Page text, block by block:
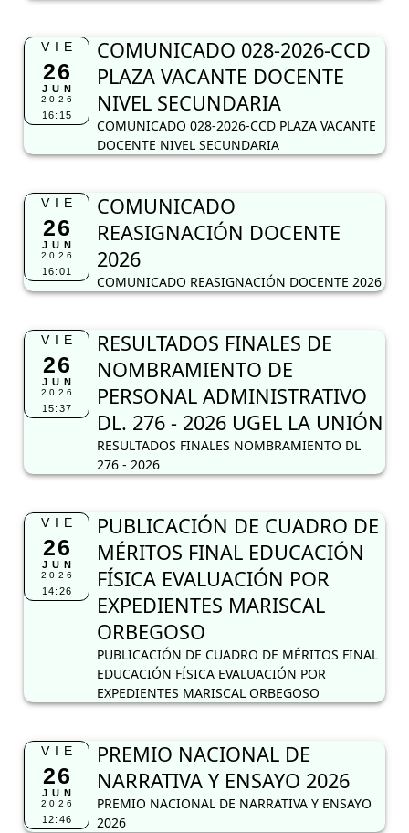
VIE
26
JUN
2026
16:15
COMUNICADO 028-2026-CCD
PLAZA VACANTE DOCENTE
NIVEL SECUNDARIA
COMUNICADO 028-2026-CCD PLAZA VACANTE
DOCENTE NIVEL SECUNDARIA
VIE
26
JUN
2026
16:01
COMUNICADO
REASIGNACIÓN DOCENTE
2026
COMUNICADO REASIGNACIÓN DOCENTE 2026
VIE
26
JUN
2026
15:37
RESULTADOS FINALES DE
NOMBRAMIENTO DE
PERSONAL ADMINISTRATIVO
DL. 276 - 2026 UGEL LA UNIÓN
RESULTADOS FINALES NOMBRAMIENTO DL
276 - 2026
VIE
26
JUN
2026
14:26
PUBLICACIÓN DE CUADRO DE
MÉRITOS FINAL EDUCACIÓN
FÍSICA EVALUACIÓN POR
EXPEDIENTES MARISCAL
ORBEGOSO
PUBLICACIÓN DE CUADRO DE MÉRITOS FINAL
EDUCACIÓN FÍSICA EVALUACIÓN POR
EXPEDIENTES MARISCAL ORBEGOSO
VIE
26
JUN
2026
12:46
PREMIO NACIONAL DE
NARRATIVA Y ENSAYO 2026
PREMIO NACIONAL DE NARRATIVA Y ENSAYO
2026